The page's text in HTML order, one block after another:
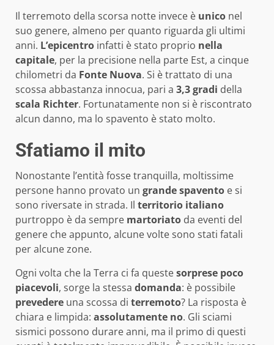
Il terremoto della scorsa notte invece è unico nel
suo genere, almeno per quanto riguarda gli ultimi
anni. L’epicentro infatti è stato proprio nella
capitale, per la precisione nella parte Est, a cinque
chilometri da Fonte Nuova. Si è trattato di una
scossa abbastanza innocua, pari a 3,3 gradi della
scala Richter. Fortunatamente non si è riscontrato
alcun danno, ma lo spavento è stato molto.
Sfatiamo il mito
Nonostante l’entità fosse tranquilla, moltissime
persone hanno provato un grandespavento e si
sono riversate in strada. Il territorio italiano
purtroppo è da sempre martoriato da eventi del
genere che appunto, alcune volte sono stati fatali
per alcune zone.
Ogni volta che la Terra ci fa questesorprese poco
piacevoli, sorge la stessa domanda: è possibile
prevedere una scossa di terremoto? La risposta è
chiara e limpida: assolutamente no. Gli sciami
sismici possono durare anni, ma il primo di questi